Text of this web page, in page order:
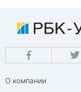
О компании